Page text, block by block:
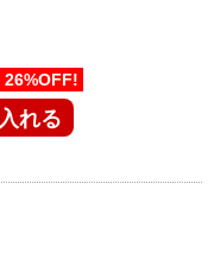
26%OFF!